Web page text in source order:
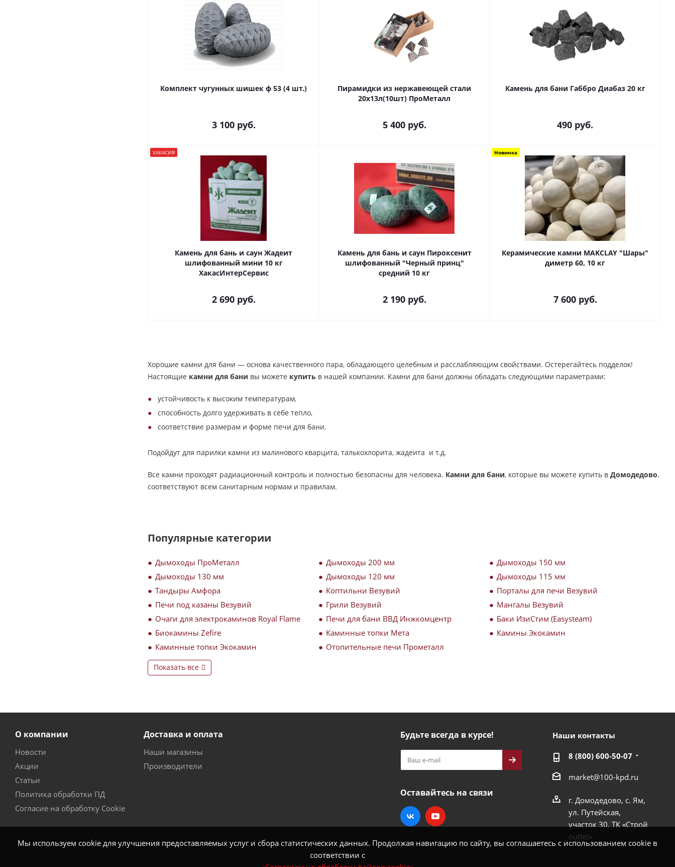
Мы используем cookie для улучшения предоставляемых услуг и сбора статистических данных. Продолжая навигацию по сайту, вы соглашаетесь с использованием cookie в
соответствии с
Комплект чугунных шишек ф 53 (4 шт.)
3 100руб.
Пирамидки из нержавеющей стали
20х13л(10шт) ПроМеталл
5 400руб.
Камень для бани Габбро Диабаз 20 кг
490 руб.
ХАКАСИЯ
Камень для бань и саун Жадеит
шлифованный мини 10 кг
ХакасИнтерСервис
2 690руб.
Камень для бань и саун Пироксенит
шлифованный "Черный принц"
средний 10 кг
2 190руб.
Новинка
Керамические камни MAKCLAY "Шары"
диметр 60, 10 кг
7 600руб.
Хорошие камни для бани — основа качественного пара, обладающего целебным и расслабляющим свойствами. Остерегайтесь подделок!
Настоящие камни для бани вы можете купить в нашей компании. Камни для бани должны обладать следующими параметрами:
устойчивость к высоким температурам,
способность долго удерживать в себе тепло,
соответствие размерам и форме печи для бани.
Подойдут для парилки камни из малинового кварцита, талькохлорита, жадеита и т.д.
Все камни проходят радиационный контроль и полностью безопасны для человека. Камни для бани, которые вы можете купить в Домодедово,
соответствуют всем санитарным нормам и правилам.
Популярные категории
Дымоходы ПроМеталл Дымоходы 200 мм
Дымоходы 150 мм
Дымоходы 130 мм
Дымоходы 120 мм
Дымоходы 115 мм
Тандыры Амфора
Коптильни Везувий
Порталы для печи Везувий
Печи под казаны Везувий
Грили Везувий
Мангалы Везувий
Очаги для электрокаминов Royal Flame
Печи для бани ВВД Инжкомцентр
Баки ИзиСтим (Easysteam)
Биокамины Zefire
Каминные топки Мета
Камины Экокамин
Каминные топки Экокамин
Отопительные печи Прометалл
Показать все
О компании
Новости
Акции
Статьи
Политика обработки ПД
Согласие на обработку Cookie
Доставка и оплата
Наши магазины
Производители
Будьте всегда в курсе!
Оставайтесь на связи
Наши контакты
8 (800) 600-50-07
market@100-kpd.ru
г. Домодедово, с. Ям,
ул. Путейская,
участок 30, ТК «Строй
outlet»